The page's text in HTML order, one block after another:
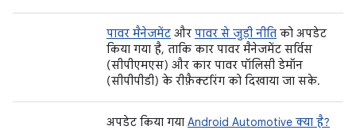
पावर मैनेजमेंट और पावर से जुड़ी नीति को अपडेट
किया गया है, ताकि कार पावर मैनेजमेंट सर्विस
(सीपीएमएस) और कार पावर पॉलिसी डेमॉन
(सीपीपीडी) के रीफ़ैक्टरिंग को दिखाया जा सके.
अपडेट किया गया Android Automotive क्या है?